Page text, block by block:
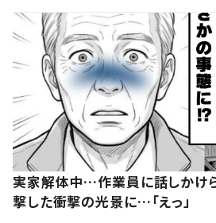
実家解体中…作業員に話しかけ
撃した衝撃の光景に…「えっ」